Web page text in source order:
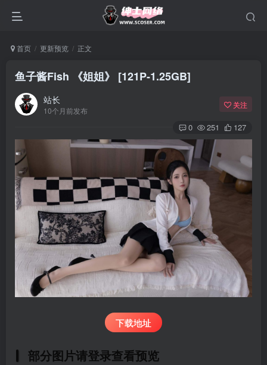
首页 更新预览 正文
鱼子酱Fish 《姐姐》 [121P-1.25GB]
站长
10个月前发布
关注
0 251 127
下载地址
部分图片请登录查看预览